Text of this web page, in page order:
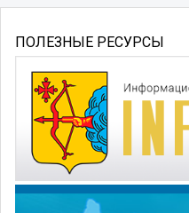
ПОЛЕЗНЫЕ РЕСУРСЫ